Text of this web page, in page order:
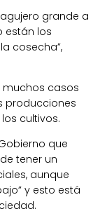
grande a
están los
cosecha”,
muchos casos
producciones
cultivos.
que
tener un
aunque
y esto está